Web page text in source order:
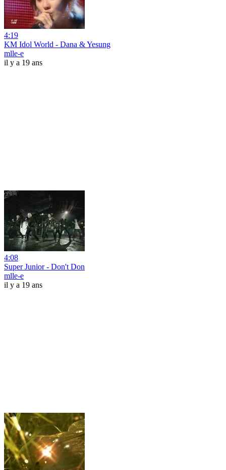
4:19
KM Idol World - Dana & Yesung
mlle-e
il y a 19 ans
4:08
Super Junior - Don't Don
mlle-e
il y a 19 ans